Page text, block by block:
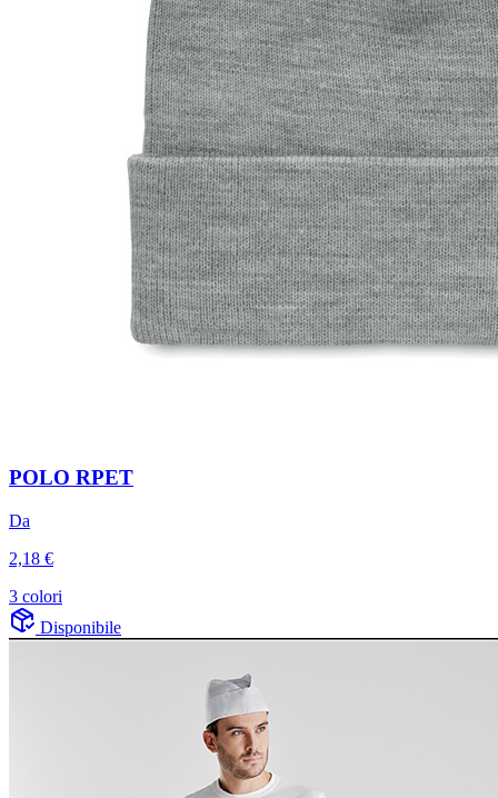
POLO RPET
Da
2,18 €
3 colori
Disponibile